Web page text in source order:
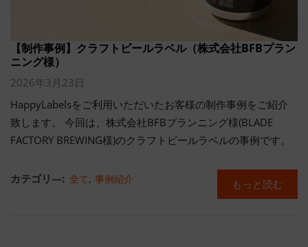
【制作事例】クラフトビールラベル（株式会社BFBプラン
ニング様）
2026年3月23日
HappyLabelsをご利用いただいたお客様の制作事例をご紹介
致します。 今回は、株式会社BFBプランニング様(BLADE
FACTORY BREWING様)のクラフトビールラベルの事例です。
カテゴリ―: 全て, 事例紹介 もっと読む